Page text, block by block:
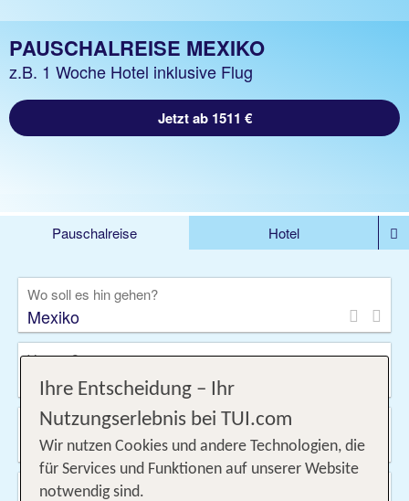
PAUSCHALREISE MEXIKO
z.B. 1 Woche Hotel inklusive Flug
Jetzt ab 1511 €
Pauschalreise
Hotel
Kreuzfahrten
Rundreisen
Privattransfer
Zusatzleistungen
Wo soll es hin gehen?
Von wo?
Beliebig
Wann & wie lange?
08.09.2026 - 08.10.2026, 1 Woche
Wer reist mit?
Ihre Entscheidung – Ihr
Nutzungserlebnis bei TUI.com
Wir nutzen Cookies und andere Technologien, die
für Services und Funktionen auf unserer Website
notwendig sind.